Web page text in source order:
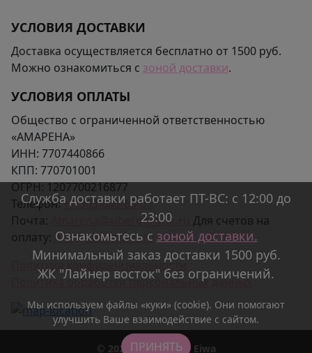
УСЛОВИЯ ДОСТАВКИ
Доставка осуществляется бесплатно от 1500 руб.
Можно ознакомиться с зоной доставки.
УСЛОВИЯ ОПЛАТЫ
Общество с ограниченной ответственностью
«АМАРЕНА»
ИНН: 7707440866
КПП: 770701001
ОГРН:1207700216877
Телефон:+7(963)666-65-63
Почта:
Amarena@alberogroup.ru
Для счетов на
оплату: bills@auditpoint.ru
Политика конфиденциальности
Политика обработки персональных данных
© 2026 Asian Bistro Eiwa
Служба доставки работает ПТ-ВС: с 12:00 до
23:00
Ознакомьтесь с зоной доставки.
Минимальный заказ доставки 1500 руб.
ЖК "Лайнер восток" без ограничений.
Мы используем файлы «куки» (cookie). Они помогают
улучшить Ваше взаимодействие с сайтом.
ПРИНЯТЬ